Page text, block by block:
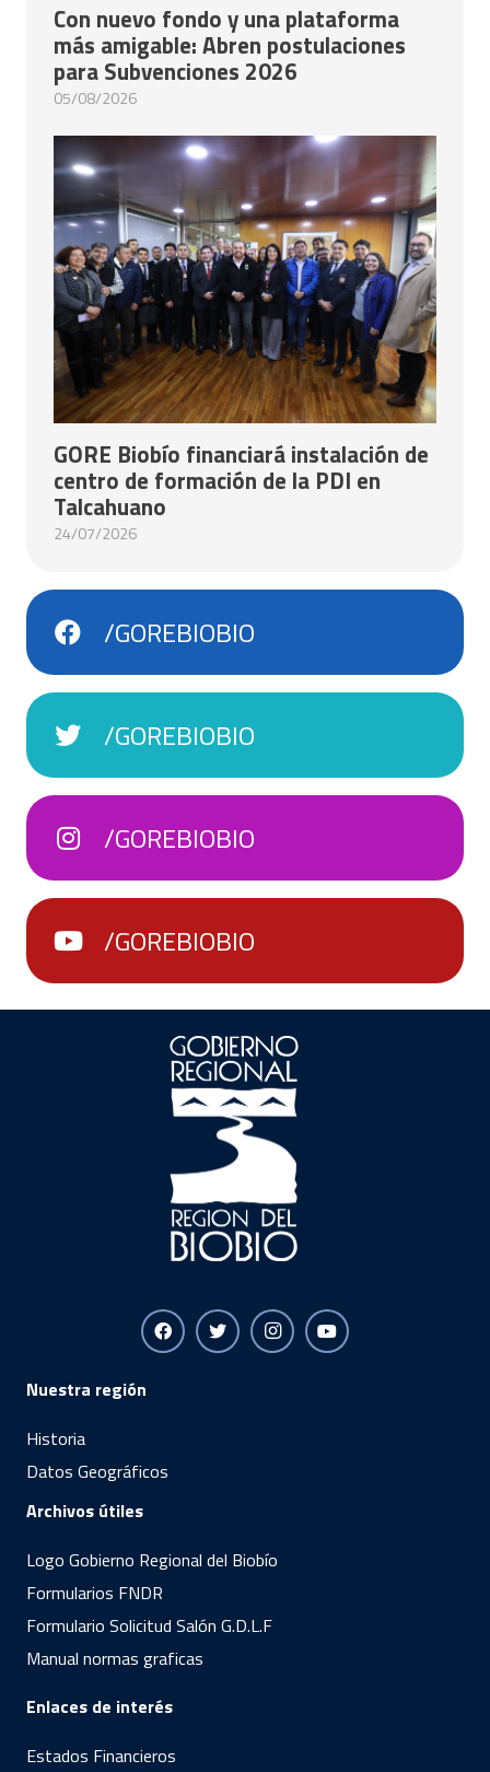
Con nuevo fondo y una plataforma
más amigable: Abren postulaciones
para Subvenciones 2026
05/08/2026
GORE Biobío financiará instalación de
centro de formación de la PDI en
Talcahuano
24/07/2026
/GOREBIOBIO
/GOREBIOBIO
/GOREBIOBIO
/GOREBIOBIO
Nuestra región
Historia
Datos Geográficos
Archivos útiles
Logo Gobierno Regional del Biobío
Formularios FNDR
Formulario Solicitud Salón G.D.L.F
Manual normas graficas
Enlaces de interés
Estados Financieros